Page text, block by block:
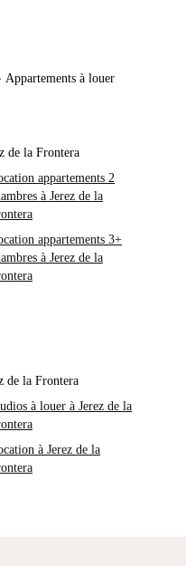
Appartements à louer
de la Frontera
appartements 2
à Jerez de la
appartements 3+
à Jerez de la
de la Frontera
à louer à Jerez de la
à Jerez de la